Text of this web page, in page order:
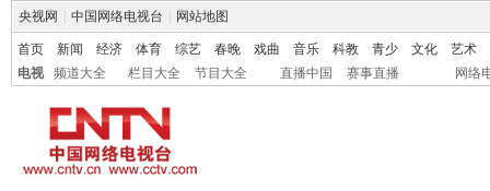
央视网 中国网络电视台 网站地图
首页 新闻 经济 体育 综艺 春晚 戏曲 音乐 科教 青少 文化
艺术
电视
频道大全 栏目大全 节目大全 直播中国 赛事直播 网络